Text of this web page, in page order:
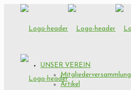
UNSER VEREIN
Mitgliederversammlung
Artikel